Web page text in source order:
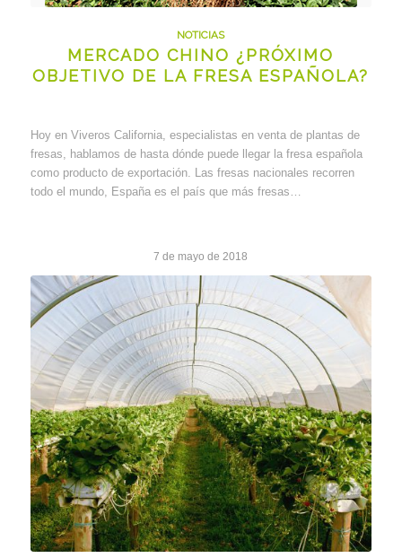
NOTICIAS
MERCADO CHINO ¿PRÓXIMO
OBJETIVO DE LA FRESA ESPAÑOLA?
Hoy en Viveros California, especialistas en venta de plantas de
fresas, hablamos de hasta dónde puede llegar la fresa española
como producto de exportación. Las fresas nacionales recorren
todo el mundo, España es el país que más fresas…
7 de mayo de 2018